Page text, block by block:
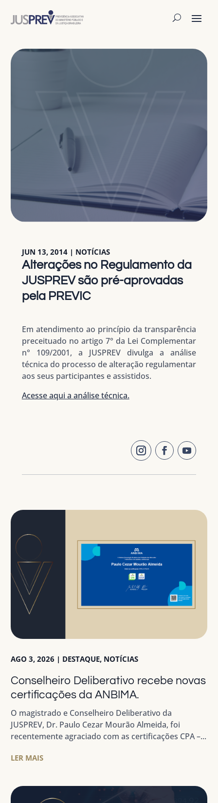
Alterações no Regulamento da
JUSPREV são pré-aprovadas
pela PREVIC
JUN 13, 2014| NOTÍCIAS
Em atendimento ao princípio da transparência
preceituado no artigo 7° da Lei Complementar
n° 109/2001, a JUSPREV divulga a análise
técnica do processo de alteração regulamentar
aos seus participantes e assistidos.
Acesse aqui a análise técnica.
Conselheiro Deliberativo recebe novas
certificações da ANBIMA.
AGO 3, 2026 | DESTAQUE, NOTÍCIAS
O magistrado e Conselheiro Deliberativo da
JUSPREV, Dr. Paulo Cezar Mourão Almeida, foi
recentemente agraciado com as certificações CPA –...
LER MAIS